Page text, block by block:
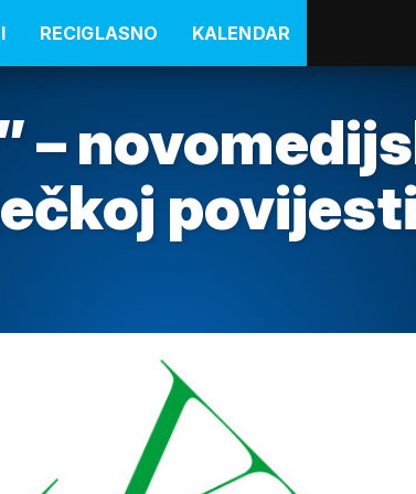
RECIGLASNO KALENDAR
–
povijesti